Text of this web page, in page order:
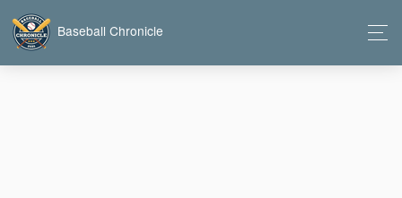
Baseball Chronicle